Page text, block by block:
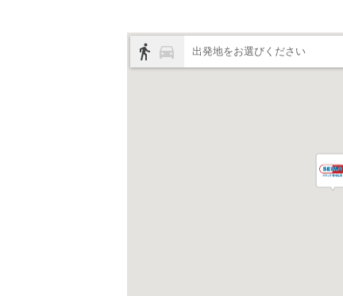
出発地をお選びください